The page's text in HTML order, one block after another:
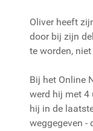
Oliver heeft
door bij zijn
te worden,
Bij het Online
werd hij met 4
hij in de
weggegeven -